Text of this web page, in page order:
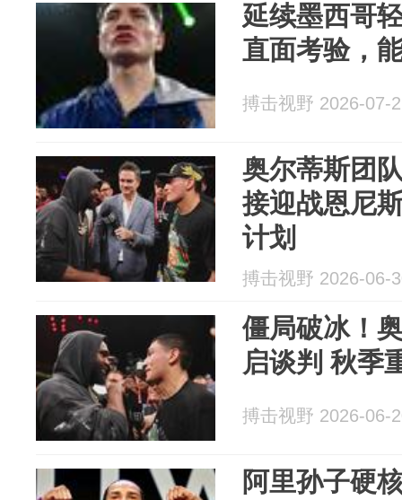
延续墨西哥
直面考验，
搏击视野 2026-07-
奥尔蒂斯团
接迎战恩尼
计划
搏击视野 2026-06-
僵局破冰！
启谈判 秋季
搏击视野 2026-06-
阿里孙子硬